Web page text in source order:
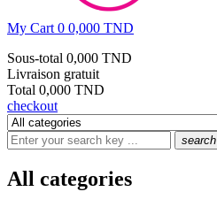
My Cart 0 0,000 TND
Sous-total 0,000 TND
Livraison gratuit
Total 0,000 TND
checkout
search
All categories